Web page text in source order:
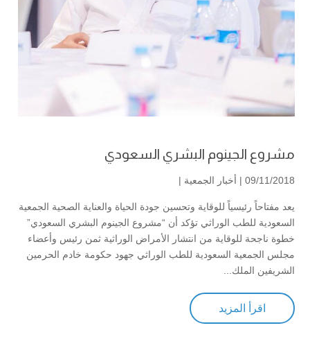
مشروع الجينوم البشري السعودي
09/11/2018 | أخبار الجمعية |
يعد مفتاحاً رئيسياً للوقاية وتحسين جودة الحياة والعناية الصحية الجمعية
السعودية للطب الوراثي تؤكد أن “مشروع الجينوم البشري السعودي”
خطوة ناجحة للوقاية من انتشار الأمراض الوراثية ثمن رئيس وأعضاء
مجلس الجمعية السعودية للطب الوراثي جهود حكومة خادم الحرمين
الشريفين الملك...
اقرأ المزيد